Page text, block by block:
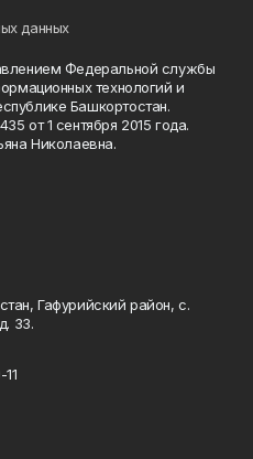
данных
Федеральной службы
технологий и
Башкортостан.
от 1 сентября 2015 года.
Николаевна.
Гафурийский район, с.
33.